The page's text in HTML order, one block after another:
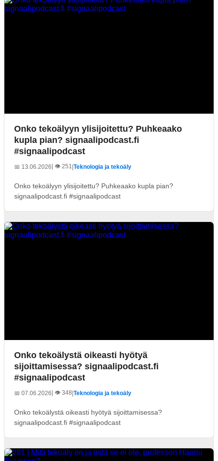
Onko tekoälyyn ylisijoitettu? Puhkeaako
kupla pian? signaalipodcast.fi
#signaalipodcast
📅 13.06.2026| 👁️ 251 Teknologia ja tekoäly
Onko tekoälyyn ylisijoitettu? Puhkeaako kupla pian?
signaalipodcast.fi #signaalipodcast
Onko tekoälystä oikeasti hyötyä
sijoittamisessa? signaalipodcast.fi
#signaalipodcast
📅 07.06.2026| 👁️ 348 Teknologia ja tekoäly
Onko tekoälystä oikeasti hyötyä sijoittamisessa?
signaalipodcast.fi #signaalipodcast